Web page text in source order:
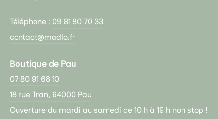
Téléphone : 09 81 80 70 33
contact@madlo.fr
Boutique de Pau
07 80 91 68 10
18 rue Tran, 64000 Pau
Ouverture du mardi au samedi de 10 h à 19 h non stop !